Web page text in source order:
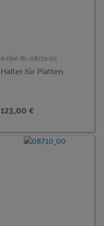
Artikel-Nr.:08719-00
Halter für Platten
123,00 €